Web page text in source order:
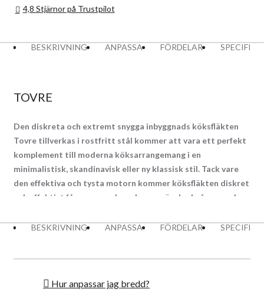
4,8 Stjärnor på Trustpilot
BESKRIVNING ANPASSA FÖRDELAR
TOVRE
Den diskreta och extremt snygga inbyggnads köksfläkten
Tovre tillverkas i rostfritt stål kommer att vara ett perfekt
komplement till moderna köksarrangemang i en
minimalistisk, skandinavisk eller ny klassisk stil. Tack vare
den effektiva och tysta motorn kommer köksfläkten diskret
och effektivt fånga upp och evakuera oönskade ångor och
longlife - teknik ger en god arbetsbelysning. Köksfläkten är
Topp Egenskaper:
BESKRIVNING ANPASSA FÖRDELAR
Hur anpassar jag bredd?